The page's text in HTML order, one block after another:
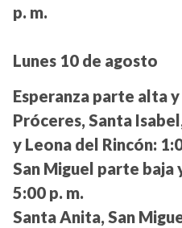
p. m.
Lunes 10 de agosto
Esperanza parte alta y
Próceres, Santa
y Leona del Rincón:
San Miguel parte baja
5:00 p. m.
Santa Anita, San